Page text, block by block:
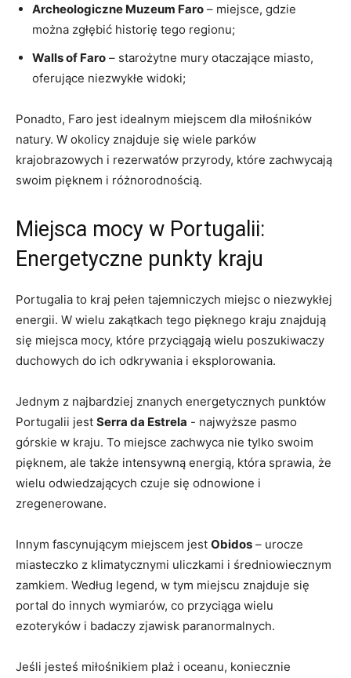
Archeologiczne Muzeum Faro – miejsce, gdzie
można zgłębić ‌historię tego‍ regionu;
Walls of Faro – starożytne mury otaczające miasto,
oferujące niezwykłe widoki;
Ponadto, Faro jest idealnym​ miejscem dla miłośników
natury. W okolicy ⁤znajduje się wiele parków
krajobrazowych i ‍rezerwatów przyrody, które zachwycają
swoim pięknem i różnorodnością.
Miejsca mocy w Portugalii:
Energetyczne punkty kraju
Portugalia to‍ kraj pełen ⁣tajemniczych miejsc o niezwykłej
energii. W wielu zakątkach tego pięknego kraju znajdują
się miejsca mocy, które przyciągają wielu poszukiwaczy
duchowych do ich odkrywania i‌ eksplorowania.
Jednym z najbardziej znanych energetycznych punktów
Portugalii jest Serra da Estrela ‍- najwyższe pasmo
górskie ‍w kraju.⁤ To miejsce zachwyca nie tylko swoim
pięknem, ale także intensywną energią, która sprawia, że
wielu odwiedzających‌ czuje się ‍odnowione i
zregenerowane.
Innym fascynującym miejscem jest Obidos – urocze
miasteczko z klimatycznymi uliczkami i średniowiecznym
zamkiem. Według legend, w tym miejscu znajduje się
portal do innych wymiarów, co‌ przyciąga wielu
ezoteryków i badaczy ‍zjawisk paranormalnych.
Jeśli jesteś miłośnikiem plaż i oceanu, koniecznie